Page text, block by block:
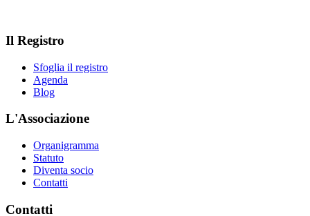
Il Registro
Sfoglia il registro
Agenda
Blog
L'Associazione
Organigramma
Statuto
Diventa socio
Contatti
Contatti